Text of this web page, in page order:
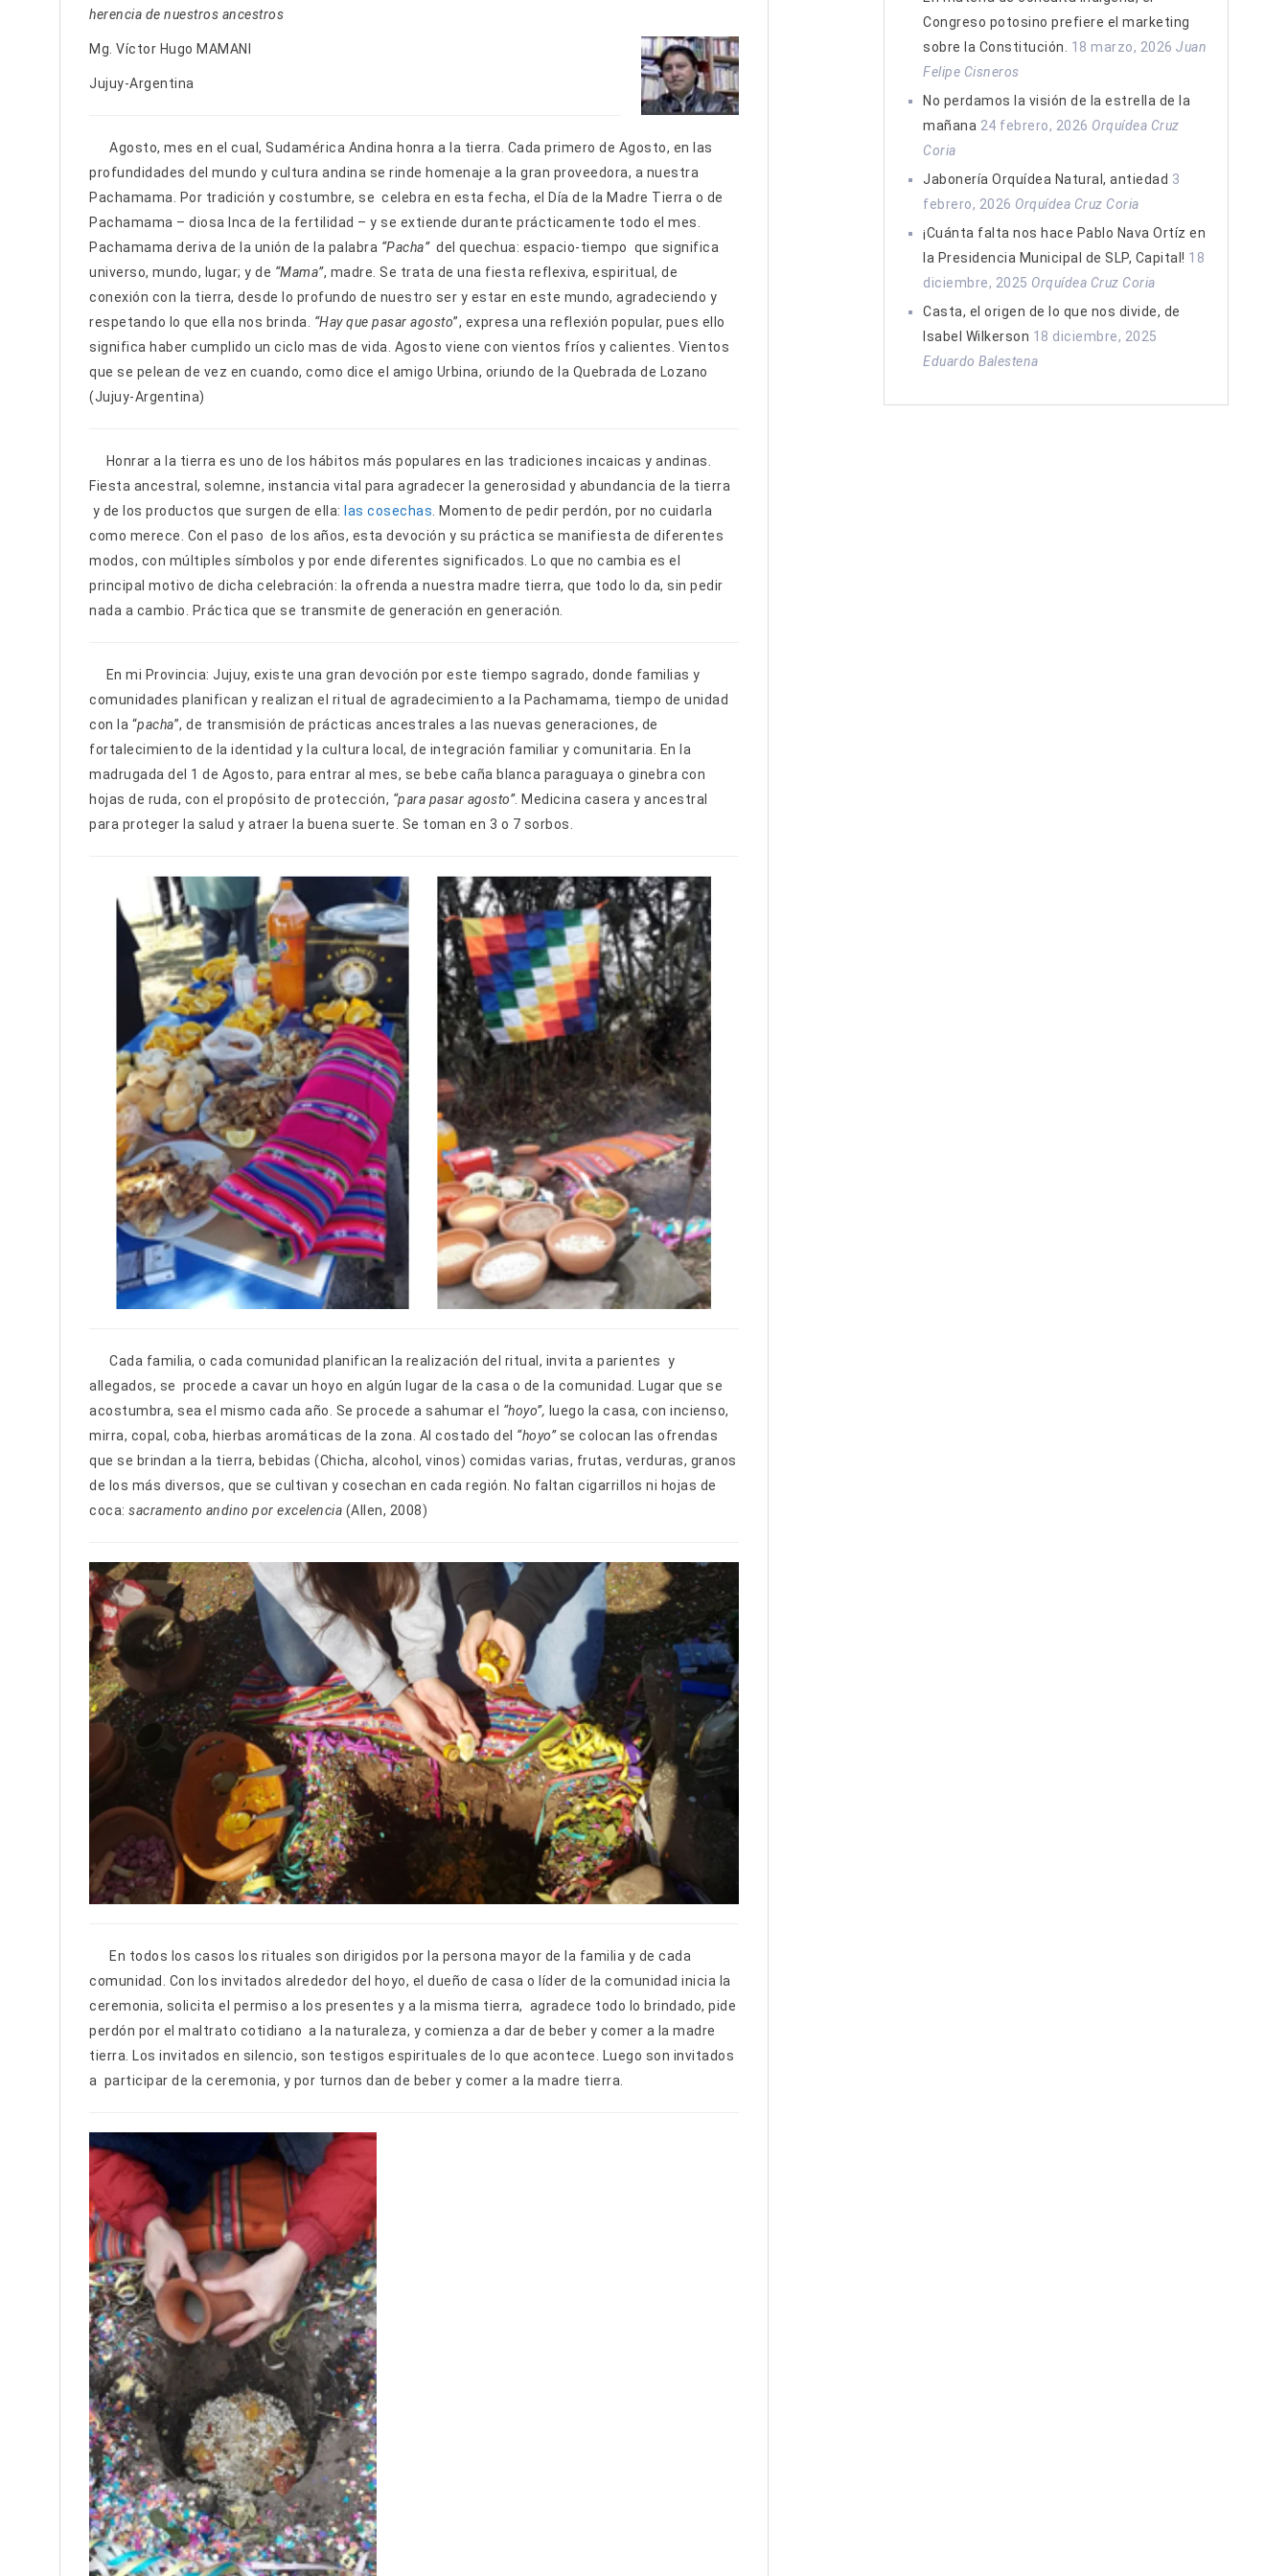
herencia de nuestros ancestros
Mg. Víctor Hugo MAMANI
Jujuy-Argentina
Agosto, mes en el cual, Sudamérica Andina honra a la tierra. Cada primero de Agosto, en las
profundidades del mundo y cultura andina se rinde homenaje a la gran proveedora, a nuestra
Pachamama. Por tradición y costumbre, se celebra en esta fecha, el Día de la Madre Tierra o de
Pachamama – diosa Inca de la fertilidad – y se extiende durante prácticamente todo el mes.
Pachamama deriva de la unión de la palabra “Pacha”del quechua: espacio-tiempo que significa
universo, mundo, lugar; y de “Mama”, madre. Se trata de una fiesta reflexiva, espiritual, de
conexión con la tierra, desde lo profundo de nuestro ser y estar en este mundo, agradeciendo y
respetando lo que ella nos brinda. “Hay que pasar agosto”, expresa una reflexión popular, pues ello
significa haber cumplido un ciclo mas de vida. Agosto viene con vientos fríos y calientes. Vientos
que se pelean de vez en cuando, como dice el amigo Urbina, oriundo de la Quebrada de Lozano
(Jujuy-Argentina)
Honrar a la tierra es uno de los hábitos más populares en las tradiciones incaicas y andinas.
Fiesta ancestral, solemne, instancia vital para agradecer la generosidad y abundancia de la tierra
y de los productos que surgen de ella: las cosechas . Momento de pedir perdón, por no cuidarla
como merece. Con el paso de los años, esta devoción y su práctica se manifiesta de diferentes
modos, con múltiples símbolos y por ende diferentes significados. Lo que no cambia es el
principal motivo de dicha celebración: la ofrenda a nuestra madre tierra, que todo lo da, sin pedir
nada a cambio. Práctica que se transmite de generación en generación.
En mi Provincia: Jujuy, existe una gran devoción por este tiempo sagrado, donde familias y
comunidades planifican y realizan el ritual de agradecimiento a la Pachamama, tiempo de unidad
con la “pacha”, de transmisión de prácticas ancestrales a las nuevas generaciones, de
fortalecimiento de la identidad y la cultura local, de integración familiar y comunitaria. En la
madrugada del 1 de Agosto, para entrar al mes, se bebe caña blanca paraguaya o ginebra con
hojas de ruda, con el propósito de protección, “para pasar agosto”. Medicina casera y ancestral
para proteger la salud y atraer la buena suerte. Se toman en 3 o 7 sorbos.
Cada familia, o cada comunidad planifican la realización del ritual, invita a parientes y
allegados, se procede a cavar un hoyo en algún lugar de la casa o de la comunidad. Lugar que se
acostumbra, sea el mismo cada año. Se procede a sahumar el “hoyo”, luego la casa, con incienso,
mirra, copal, coba, hierbas aromáticas de la zona. Al costado del “hoyo”se colocan las ofrendas
que se brindan a la tierra, bebidas (Chicha, alcohol, vinos) comidas varias, frutas, verduras, granos
de los más diversos, que se cultivan y cosechan en cada región. No faltan cigarrillos ni hojas de
coca: sacramento andino por excelencia (Allen, 2008)
En todos los casos los rituales son dirigidos por la persona mayor de la familia y de cada
comunidad. Con los invitados alrededor del hoyo, el dueño de casa o líder de la comunidad inicia la
ceremonia, solicita el permiso a los presentes y a la misma tierra, agradece todo lo brindado, pide
perdón por el maltrato cotidiano a la naturaleza, y comienza a dar de beber y comer a la madre
tierra. Los invitados en silencio, son testigos espirituales de lo que acontece. Luego son invitados
a participar de la ceremonia, y por turnos dan de beber y comer a la madre tierra.
Congreso potosino prefiere el marketing
sobre la Constitución.
18 marzo, 2026 Juan
Felipe Cisneros
No perdamos la visión de la estrella de la
mañana 24 febrero, 2026 Orquídea Cruz
Coria
Jabonería Orquídea Natural, antiedad 3
febrero, 2026 Orquídea Cruz Coria
¡Cuánta falta nos hace Pablo Nava Ortíz en
la Presidencia Municipal de SLP, Capital! 18
diciembre, 2025 Orquídea Cruz Coria
Casta, el origen de lo que nos divide, de
Isabel Wilkerson 18 diciembre, 2025
Eduardo Balestena